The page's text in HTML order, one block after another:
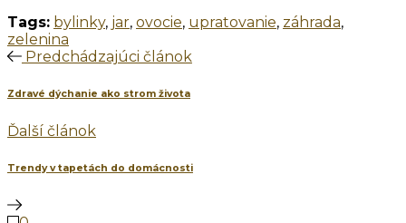
Tags: bylinky, jar, ovocie, upratovanie, záhrada,
zelenina
Predchádzajúci článok
Zdravé dýchanie ako strom života
Ďalší článok
Trendy v tapetách do domácnosti